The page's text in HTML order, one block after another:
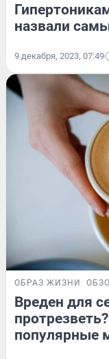
назвали
9 декабря, 2023, 07:49
ОБРАЗ ЖИЗНИ
Вреден для
популярные